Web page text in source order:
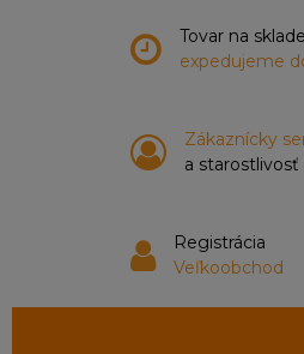
Tovar na sklade
expedujeme
Zákaznícky
a starostlivosť
Registrácia
Veľkoobchod